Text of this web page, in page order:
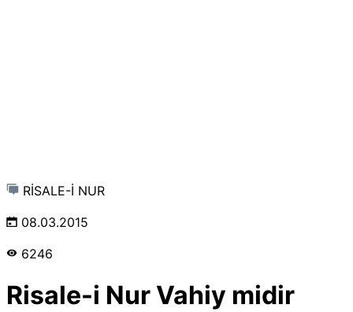
RİSALE-İ NUR
08.03.2015
6246
Risale-i Nur Vahiy midir